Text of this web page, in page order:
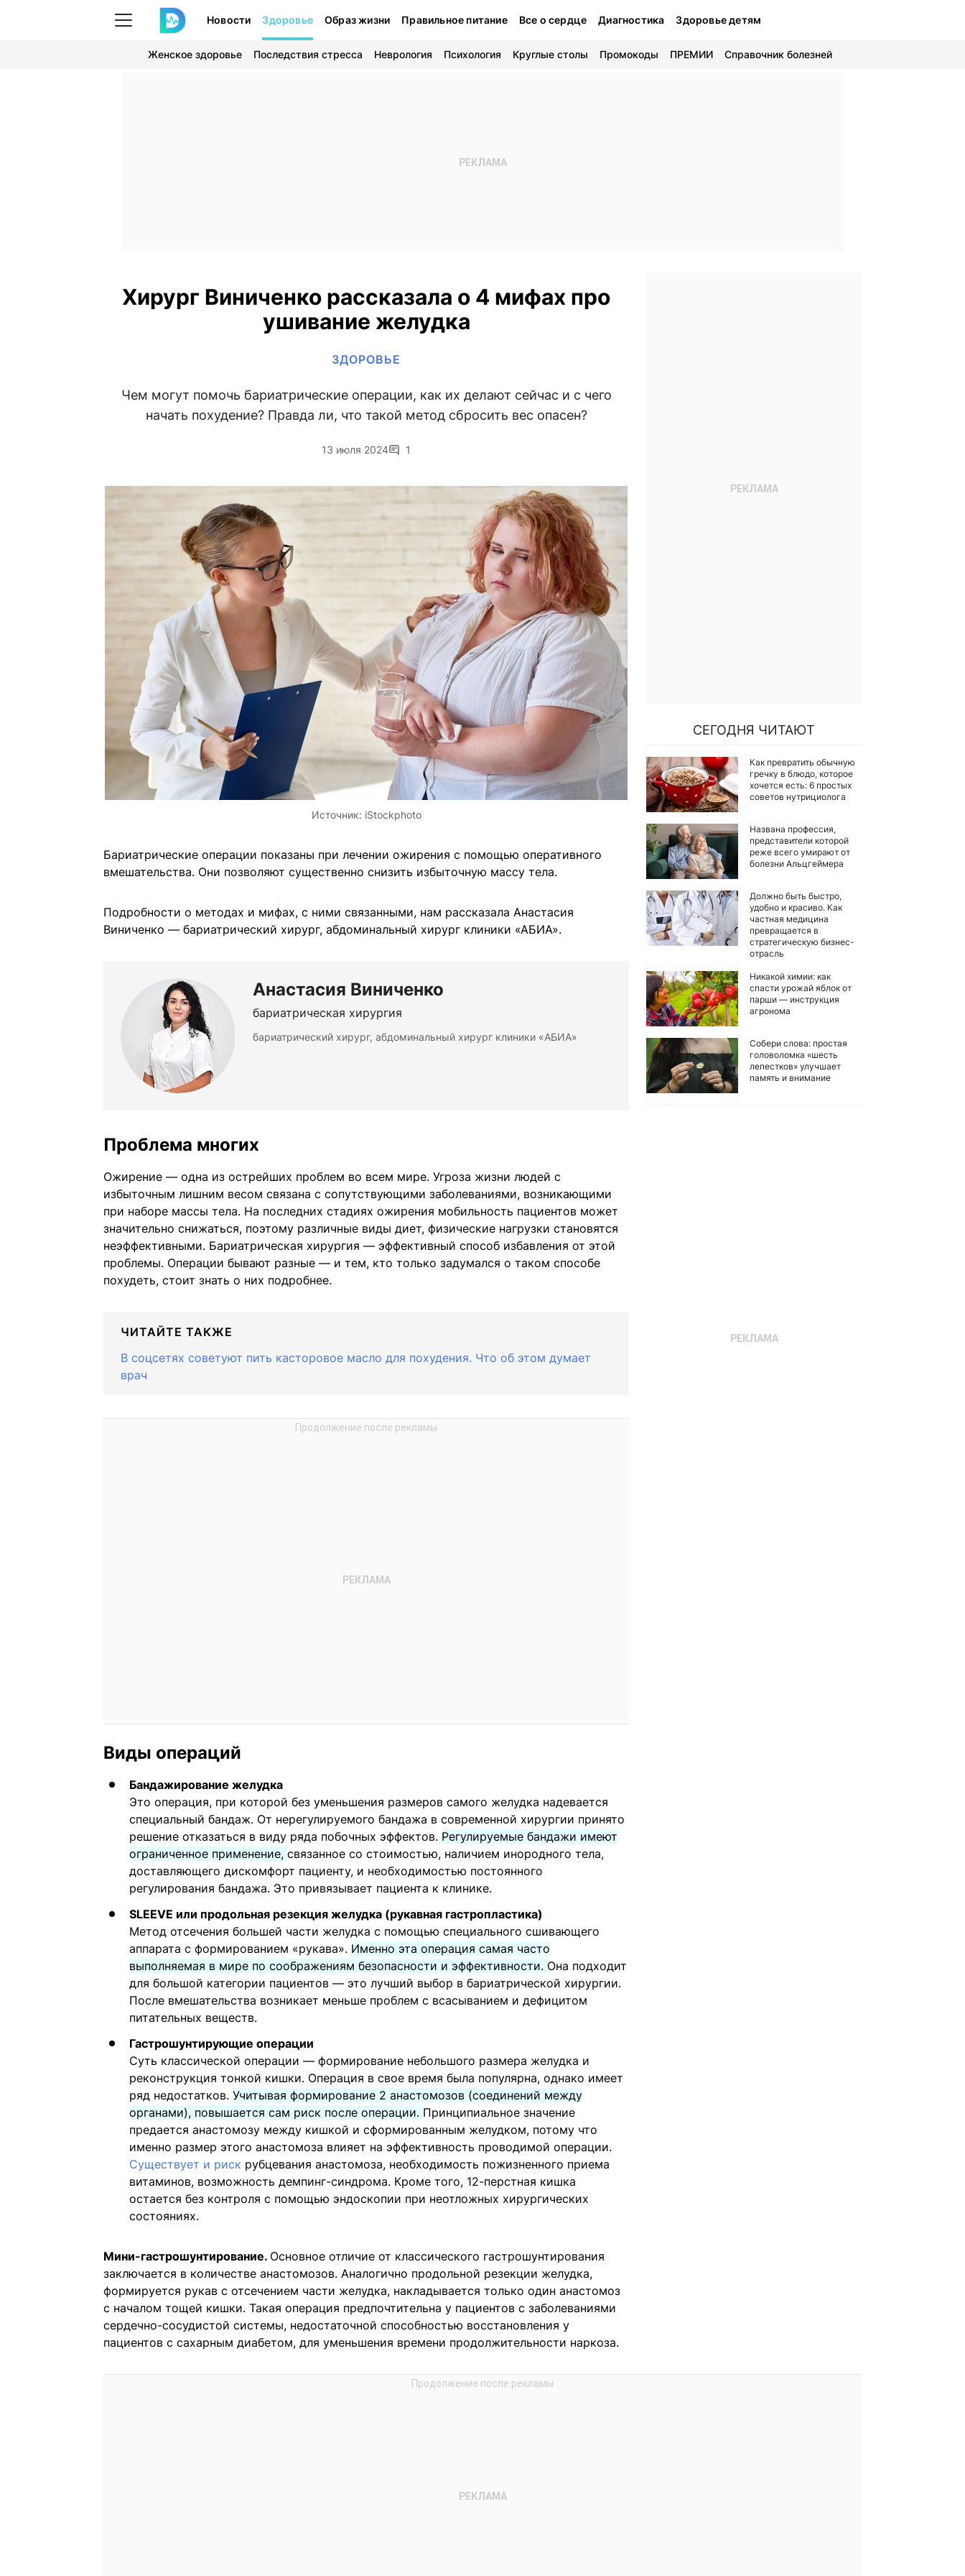
Новости Здоровье Образ жизни Правильное питание Все о сердце Диагностика Здоровье детям
Женское здоровье Последствия стресса Неврология Психология Круглые столы Промокоды ПРЕМИИ Справочник болезней
Хирург Виниченко рассказала о 4 мифах про
ушивание желудка
ЗДОРОВЬЕ
Чем могут помочь бариатрические операции, как их делают сейчас и с чего
начать похудение? Правда ли, что такой метод сбросить вес опасен?
13 июля 2024 1
Источник: iStockphoto
Бариатрические операции показаны при лечении ожирения с помощью оперативного
вмешательства. Они позволяют существенно снизить избыточную массу тела.
Подробности о методах и мифах, с ними связанными, нам рассказала Анастасия
Виниченко — бариатрический хирург, абдоминальный хирург клиники «АБИА».
Анастасия Виниченко
бариатрическая хирургия
бариатрический хирург, абдоминальный хирург клиники «АБИА»
Проблема многих
Ожирение — одна из острейших проблем во всем мире. Угроза жизни людей с
избыточным лишним весом связана с сопутствующими заболеваниями, возникающими
при наборе массы тела. На последних стадиях ожирения мобильность пациентов может
значительно снижаться, поэтому различные виды диет, физические нагрузки становятся
неэффективными. Бариатрическая хирургия — эффективный способ избавления от этой
проблемы. Операции бывают разные — и тем, кто только задумался о таком способе
похудеть, стоит знать о них подробнее.
ЧИТАЙТЕ ТАКЖЕ
В соцсетях советуют пить касторовое масло для похудения. Что об этом думает
врач
Виды операций
Бандажирование желудка
Это операция, при которой без уменьшения размеров самого желудка надевается
специальный бандаж. От нерегулируемого бандажа в современной хирургии принято
решение отказаться в виду ряда побочных эффектов. Регулируемые бандажи имеют
ограниченное применение, связанное со стоимостью, наличием инородного тела,
доставляющего дискомфорт пациенту, и необходимостью постоянного
регулирования бандажа. Это привязывает пациента к клинике.
SLEEVE или продольная резекция желудка (рукавная гастропластика)
Метод отсечения большей части желудка с помощью специального сшивающего
аппарата с формированием «рукава». Именно эта операция самая часто
выполняемая в мире по соображениям безопасности и эффективности. Она подходит
для большой категории пациентов — это лучший выбор в бариатрической хирургии.
После вмешательства возникает меньше проблем с всасыванием и дефицитом
питательных веществ.
Гастрошунтирующие операции
Суть классической операции — формирование небольшого размера желудка и
реконструкция тонкой кишки. Операция в свое время была популярна, однако имеет
ряд недостатков. Учитывая формирование 2 анастомозов (соединений между
органами), повышается сам риск после операции. Принципиальное значение
предается анастомозу между кишкой и сформированным желудком, потому что
именно размер этого анастомоза влияет на эффективность проводимой операции.
Существует и риск рубцевания анастомоза, необходимость пожизненного приема
витаминов, возможность демпинг-синдрома. Кроме того, 12-перстная кишка
остается без контроля с помощью эндоскопии при неотложных хирургических
состояниях.
Мини-гастрошунтирование. Основное отличие от классического гастрошунтирования
заключается в количестве анастомозов. Аналогично продольной резекции желудка,
формируется рукав с отсечением части желудка, накладывается только один анастомоз
с началом тощей кишки. Такая операция предпочтительна у пациентов с заболеваниями
сердечно-сосудистой системы, недостаточной способностью восстановления у
пациентов с сахарным диабетом, для уменьшения времени продолжительности наркоза.
СЕГОДНЯ ЧИТАЮТ
Как превратить обычную
гречку в блюдо, которое
хочется есть: 6 простых
советов нутрициолога
Названа профессия,
представители которой
реже всего умирают от
болезни Альцгеймера
Должно быть быстро,
удобно и красиво. Как
частная медицина
превращается в
стратегическую бизнес-
отрасль
Никакой химии: как
спасти урожай яблок от
парши — инструкция
агронома
Собери слова: простая
головоломка «шесть
лепестков» улучшает
память и внимание